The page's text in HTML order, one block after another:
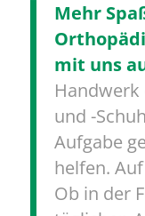
Mehr
mit uns
und -
Aufgabe
helfen.
Ob in der